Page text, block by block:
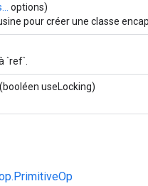
options)
pour créer une classe
`ref`.
(booléen useLocking)